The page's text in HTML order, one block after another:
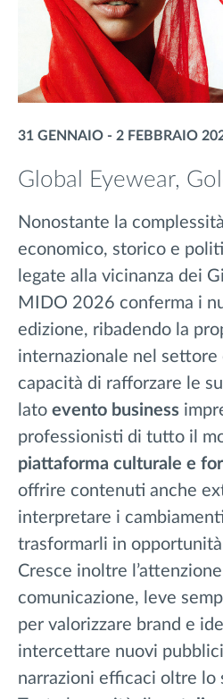
31 GENNAIO - 2 FEBBRAIO
Global Eyewear,
Nonostante la
economico, storico e
legate alla vicinanza dei
MIDO 2026 conferma i
edizione, ribadendo la
internazionale nel settore
capacità di rafforzare le
lato evento business
professionisti di tutto il
piattaforma culturale e
offrire contenuti anche
interpretare i
trasformarli in
Cresce inoltre
comunicazione, leve
per valorizzare brand e
intercettare nuovi
narrazioni efficaci oltre lo